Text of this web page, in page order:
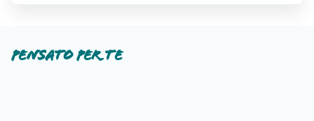
Pensato per te